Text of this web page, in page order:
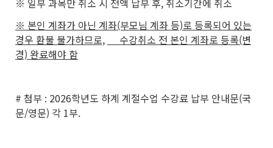
※ 일부 과목만 취소 시 전액 납부 후, 취소기간에 취소
※ 본인 계좌가 아닌 계좌(부모님 계좌 등)로 등록되어 있는
경우 환불 불가하므로,
수강취소 전 본인 계좌로 등록(변
경) 완료해야 함
# 첨부 : 2026학년도 하계 계절수업 수강료 납부 안내문(국
문/영문) 각 1부.